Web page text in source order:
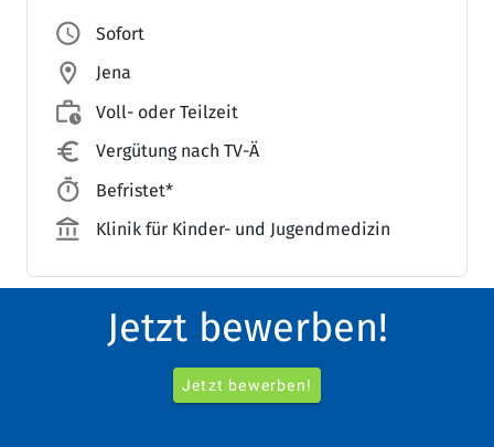
access_time Sofort
location_on Jena
work_history Voll- oder Teilzeit
euro_symbol Vergütung nach TV-Ä
timer Befristet*
account_balance_outlined
Klinik für Kinder- und Jugendmedizin
Darauf können Sie zählen:
home_work_outlined
zukunftssicherer Arbeitsplatz
Jetzt bewerben!
Jetzt bewerben!